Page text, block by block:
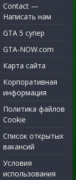
Contact —
Написать нам
GTA 5 супер
GTA-NOW.com
Карта сайта
Корпоративная
информация
Политика файлов
Cookie
Список открытых
вакансий
Условия
использования